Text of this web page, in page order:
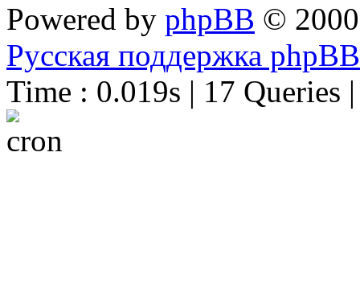
Powered by phpBB ©
Русская поддержка phpBB
Time : 0.019s | 17 Queries